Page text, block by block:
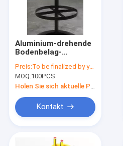
Aluminium-drehende
Bodenbelag-
für Küchen-
Werkzeug-Geschäfte
Preis:To be finalized by your needs
MOQ:100PCS
Kontakt